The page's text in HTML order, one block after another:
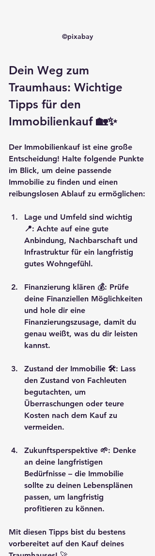
©pixabay
Dein Weg zum
Traumhaus: Wichtige
Tipps für den
Immobilienkauf 🏡✨
Der Immobilienkauf ist eine große
Entscheidung! Halte folgende Punkte
im Blick, um deine passende
Immobilie zu finden und einen
reibungslosen Ablauf zu ermöglichen:
Lage und Umfeld sind wichtig
📍: Achte auf eine gute
Anbindung, Nachbarschaft und
Infrastruktur für ein langfristig
gutes Wohngefühl.
Finanzierung klären 💰: Prüfe
deine Finanziellen Möglichkeiten
und hole dir eine
Finanzierungszusage, damit du
genau weißt, was du dir leisten
kannst.
Zustand der Immobilie 🛠️: Lass
den Zustand von Fachleuten
begutachten, um
Überraschungen oder teure
Kosten nach dem Kauf zu
vermeiden.
Zukunftsperspektive 🌱: Denke
an deine langfristigen
Bedürfnisse – die Immobilie
sollte zu deinen Lebensplänen
passen, um langfristig
profitieren zu können.
Mit diesen Tipps bist du bestens
vorbereitet auf den Kauf deines